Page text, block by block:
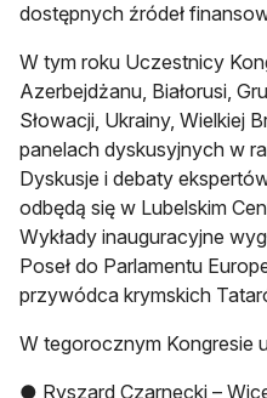
dostępnych źródeł
W tym roku Uczestnicy
Azerbejdżanu, Białorusi,
Słowacji, Ukrainy, Wielkiej
panelach dyskusyjnych w
Dyskusje i debaty
odbędą się w Lubelskim
Wykłady inauguracyjne
Poseł do Parlamentu
przywódca krymskich
W tegorocznym Kongresie
● Ryszard Czarnecki –